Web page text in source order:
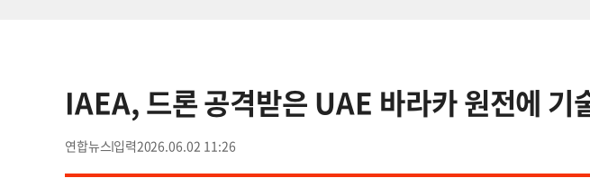
IAEA, 드론 공격받은 UAE 바라카 원전에 기
연합뉴스 2026.06.02 11:26